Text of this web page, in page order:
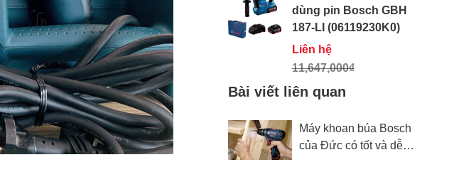
dùng pin Bosch GBH
187-LI (06119230K0)
Liên hệ
11,647,000₫
Bài viết liên quan
Máy khoan búa Bosch
của Đức có tốt và dễ